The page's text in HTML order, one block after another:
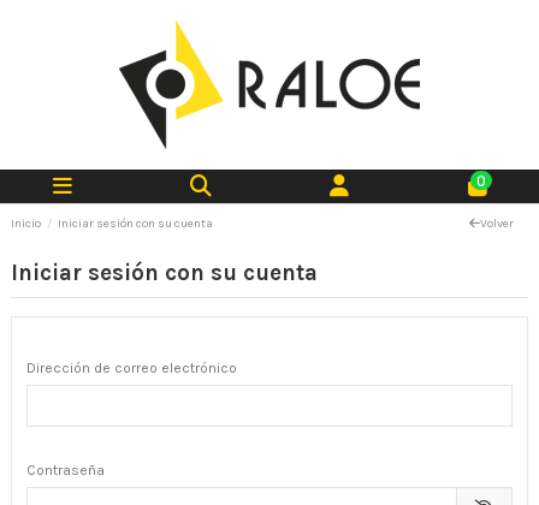
0
Inicio Iniciar sesión con su cuenta Volver
Iniciar sesión con su cuenta
Dirección de correo electrónico
Contraseña